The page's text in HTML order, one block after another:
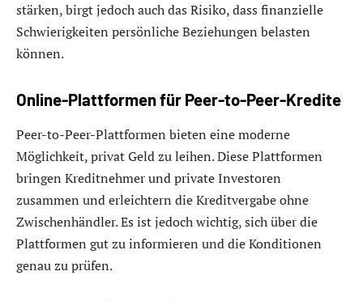
stärken, birgt jedoch auch das Risiko, dass finanzielle
Schwierigkeiten persönliche Beziehungen belasten
können.
Online-Plattformen für Peer-to-Peer-Kredite
Peer-to-Peer-Plattformen bieten eine moderne
Möglichkeit, privat Geld zu leihen. Diese Plattformen
bringen Kreditnehmer und private Investoren
zusammen und erleichtern die Kreditvergabe ohne
Zwischenhändler. Es ist jedoch wichtig, sich über die
Plattformen gut zu informieren und die Konditionen
genau zu prüfen.